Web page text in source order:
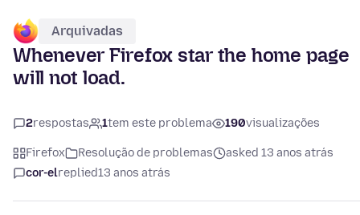
Arquivadas
Whenever Firefox star the home page
will not load.
2respostas 1tem este problema 190visualizações
Firefox Resolução de problemas
asked 13 anos atrás
cor-elreplied13 anos atrás